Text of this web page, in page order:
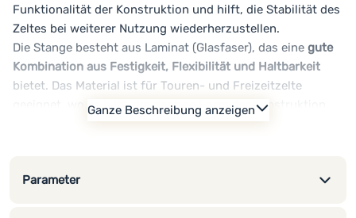
Funktionalität der Konstruktion und hilft, die Stabilität des
Zeltes bei weiterer Nutzung wiederherzustellen.
Die Stange besteht aus Laminat (Glasfaser), das eine gute
Kombination aus Festigkeit, Flexibilität und Haltbarkeit
bietet. Das Material ist für Touren- und Freizeitzelte
geeignet, wo es hilft, die richtige Form der Konstruktion
auch bei wechselnden Bedingungen beizubehalten.
Dank der exakten Kompatibilität sind keine Anpassungen
Ganze Beschreibung anzeigen
Parameter